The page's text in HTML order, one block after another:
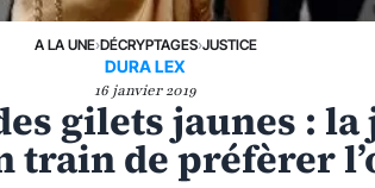
A LA UNE›DÉCRYPTAGES›JUSTICE
DURA LEX
16 janvier 2019
gilets jaunes :
train de préfèrer